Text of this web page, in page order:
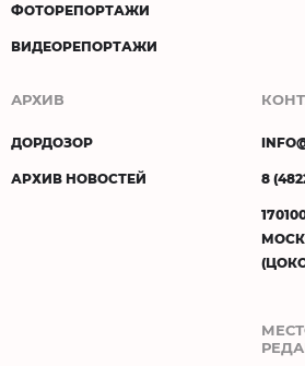
ФОТОРЕПОРТАЖИ
ВИДЕОРЕПОРТАЖИ
АРХИВ
ДОРДОЗОР
АРХИВ НОВОСТЕЙ 8